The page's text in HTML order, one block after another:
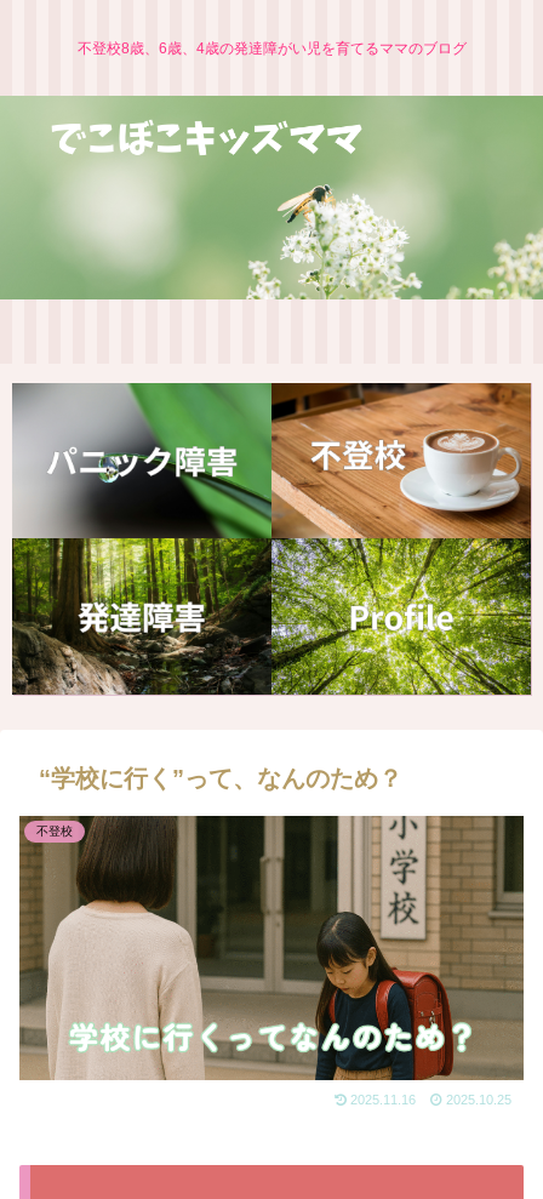
不登校8歳、6歳、4歳の発達障がい児を育てるママのブログ
“学校に行く”って、なんのため？
不登校
2025.11.16 2025.10.25